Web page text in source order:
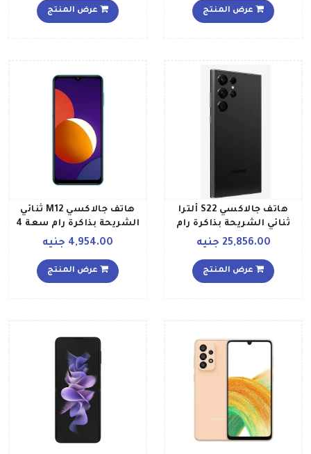
ويدعم تقنية 4G بلون برونزي
ميستيك إصدار عالمي
عرض المنتج
لون خوخي إصدار الشرق
عرض المنتج
هاتف جالاكسي S22 ألترا
ثنائي الشريحة بذاكرة رام
سعة 12 جيجابايت وذاكرة
يدعم تقنية 5G بلون أسود
فانتوم إصدار عالمي
25,856.00 جنيه
عرض المنتج
هاتف جالاكسي M12 ثنائي
الشريحة بذاكرة رام سعة 4
جيجابايت وذاكرة داخلية
تقنية 4G LTE إصدار الشرق
الأوسط لون أخضر
4,954.00 جنيه
عرض المنتج